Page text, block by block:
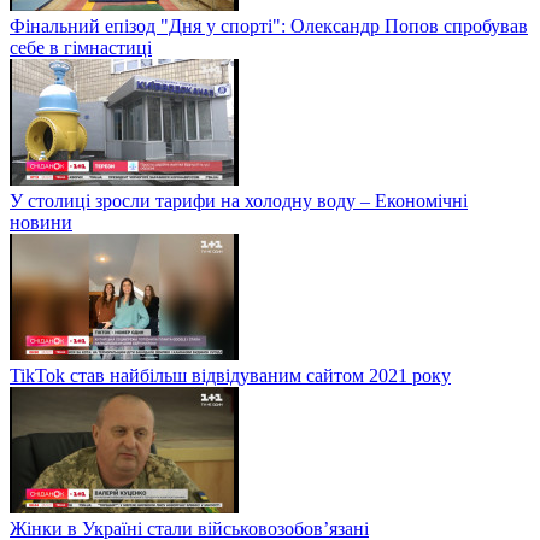
Фінальний епізод "Дня у спорті": Олександр Попов спробував
себе в гімнастиці
У столиці зросли тарифи на холодну воду – Економічні
новини
TikTok став найбільш відвідуваним сайтом 2021 року
Жінки в Україні стали військовозобов’язані